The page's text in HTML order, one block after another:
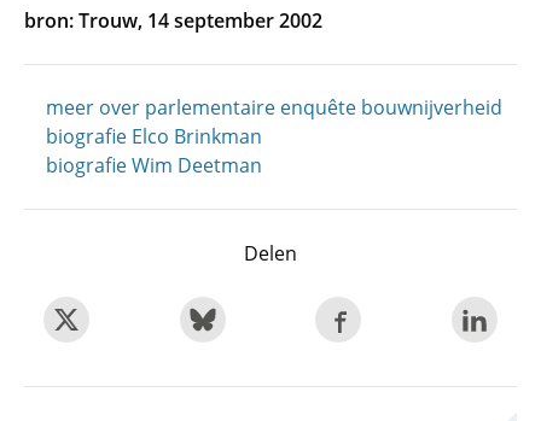
bron: Trouw, 14 september 2002
meer over parlementaire enquête bouwnijverheid
biografie Elco Brinkman
biografie Wim Deetman
Delen